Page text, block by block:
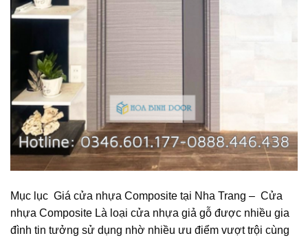
Mục lục Giá cửa nhựa Composite tại Nha Trang – Cửa
nhựa Composite Là loại cửa nhựa giả gỗ được nhiều gia
đình tin tưởng sử dụng nhờ nhiều ưu điểm vượt trội cùng